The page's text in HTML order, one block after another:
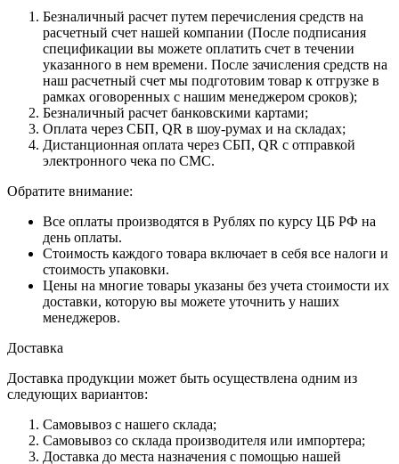
Безналичный расчет путем перечисления средств на
расчетный счет нашей компании (После подписания
спецификации вы можете оплатить счет в течении
указанного в нем времени. После зачисления средств на
наш расчетный счет мы подготовим товар к отгрузке в
рамках оговоренных с нашим менеджером сроков);
Безналичный расчет банковскими картами;
Оплата через СБП, QR в шоу-румах и на складах;
Дистанционная оплата через СБП, QR с отправкой
электронного чека по СМС.
Обратите внимание:
Все оплаты производятся в Рублях по курсу ЦБ РФ на
день оплаты.
Стоимость каждого товара включает в себя все налоги и
стоимость упаковки.
Цены на многие товары указаны без учета стоимости их
доставки, которую вы можете уточнить у наших
менеджеров.
Доставка
Доставка продукции может быть осуществлена одним из
следующих вариантов:
Самовывоз с нашего склада;
Самовывоз со склада производителя или импортера;
Доставка до места назначения с помощью нашей